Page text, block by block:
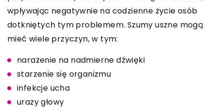
wpływając negatywnie na codzienne życie osób
dotkniętych tym problemem. Szumy uszne mogą
mieć wiele przyczyn, w tym:
narażenie na nadmierne dźwięki
starzenie się organizmu
infekcje ucha
urazy głowy